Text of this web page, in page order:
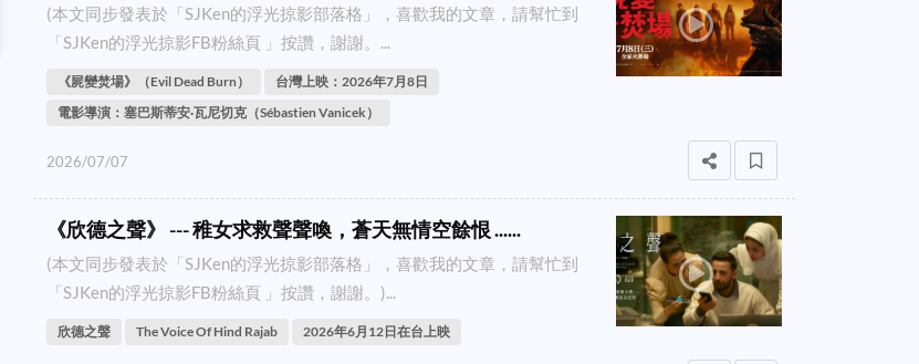
(本文同步發表於「SJKen的浮光掠影部落格」，喜歡我的文章，請幫忙到
「SJKen的浮光掠影FB粉絲頁 」按讚，謝謝。...
《屍變焚場》（Evil Dead Burn）
台灣上映：2026年7月8日
電影導演：塞巴斯蒂安·瓦尼切克（Sébastien Vanicek）
2026/07/07
《欣德之聲》 --- 稚女求救聲聲喚，蒼天無情空餘恨 ......
(本文同步發表於「SJKen的浮光掠影部落格」，喜歡我的文章，請幫忙到
「SJKen的浮光掠影FB粉絲頁 」按讚，謝謝。)...
欣德之聲 The Voice Of Hind Rajab 2026年6月12日在台上映